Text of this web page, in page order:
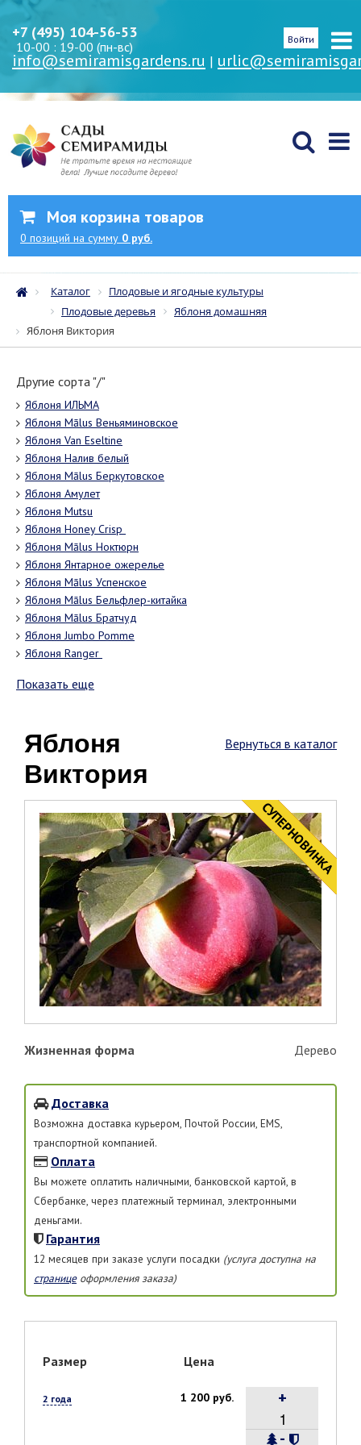
+7 (495) 104-56-53
10-00 : 19-00 (пн-вс)
info@semiramisgardens.ru |
Войти
Моя корзина товаров
0 позиций на сумму 0 руб.
Каталог
Плодовые и ягодные культуры
Плодовые деревья
Яблоня домашняя
Яблоня Виктория
Другие сорта "/"
Яблоня ИЛЬМА
Яблоня Mālus Веньяминовское
Яблоня Van Eseltine
Яблоня Налив белый
Яблоня Mālus Беркутовское
Яблоня Амулет
Яблоня Mutsu
Яблоня Honey Crisp
Яблоня Mālus Ноктюрн
Яблоня Янтарное ожерелье
Яблоня Mālus Успенское
Яблоня Mālus Бельфлер-китайка
Яблоня Mālus Братчуд
Яблоня Jumbo Pomme
Яблоня Ranger
Показать еще
Вернуться в каталог
Яблоня
Виктория
НОВИНКА
CУПЕРНОВИНКА
Жизненная форма Дерево
Доставка
Возможна доставка курьером, Почтой России, EMS,
транспортной компанией.
Оплата
Вы можете оплатить наличными, банковской картой, в
Сбербанке, через платежный терминал, электронными
деньгами.
Гарантия
12 месяцев при заказе услуги посадки (услуга доступна на
страницеоформления заказа)
Размер Цена
2 года 1 200 руб.
-
+